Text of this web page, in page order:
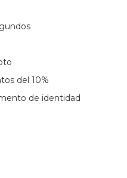
del 10%
de identidad